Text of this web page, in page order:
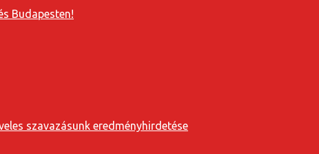
Budapesten!
szavazásunk eredményhirdetése